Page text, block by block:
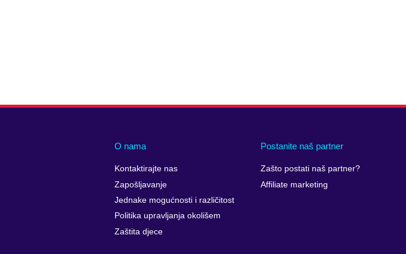
O nama
Kontaktirajte nas
Zapošljavanje
Jednake mogućnosti i različitost
Politika upravljanja okolišem
Zaštita djece
Postanite naš partner
Zašto postati naš partner?
Affiliate marketing